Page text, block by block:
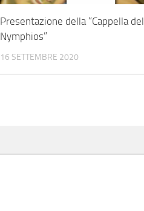
Presentazione della “Cappella del
Nymphios”
16 SETTEMBRE 2020